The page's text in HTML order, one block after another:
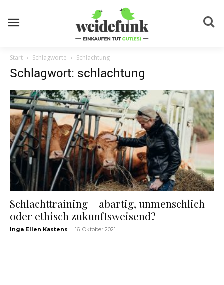
Start Schlagworte Schlachtung
Schlagwort: schlachtung
Schlachttraining – abartig, unmenschlich
oder ethisch zukunftsweisend?
Inga Ellen Kastens - 16. Oktober 2021